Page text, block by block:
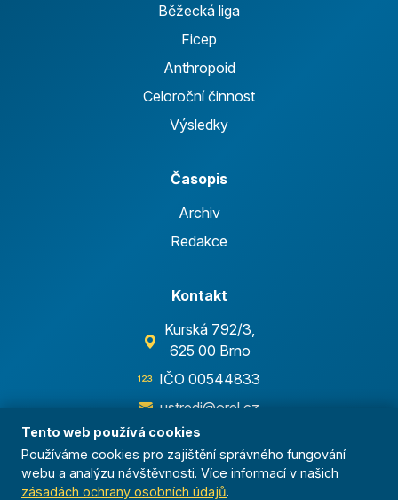
Běžecká liga
Ficep
Anthropoid
Celoroční činnost
Výsledky
Časopis
Archiv
Redakce
Kontakt
Kurská 792/3,
625 00 Brno
IČO 00544833
ustredi@orel.cz
Kontaktujte nás
Tento web používá cookies
Používáme cookies pro zajištění správného fungování
webu a analýzu návštěvnosti. Více informací v našich
zásadách ochrany osobních údajů.